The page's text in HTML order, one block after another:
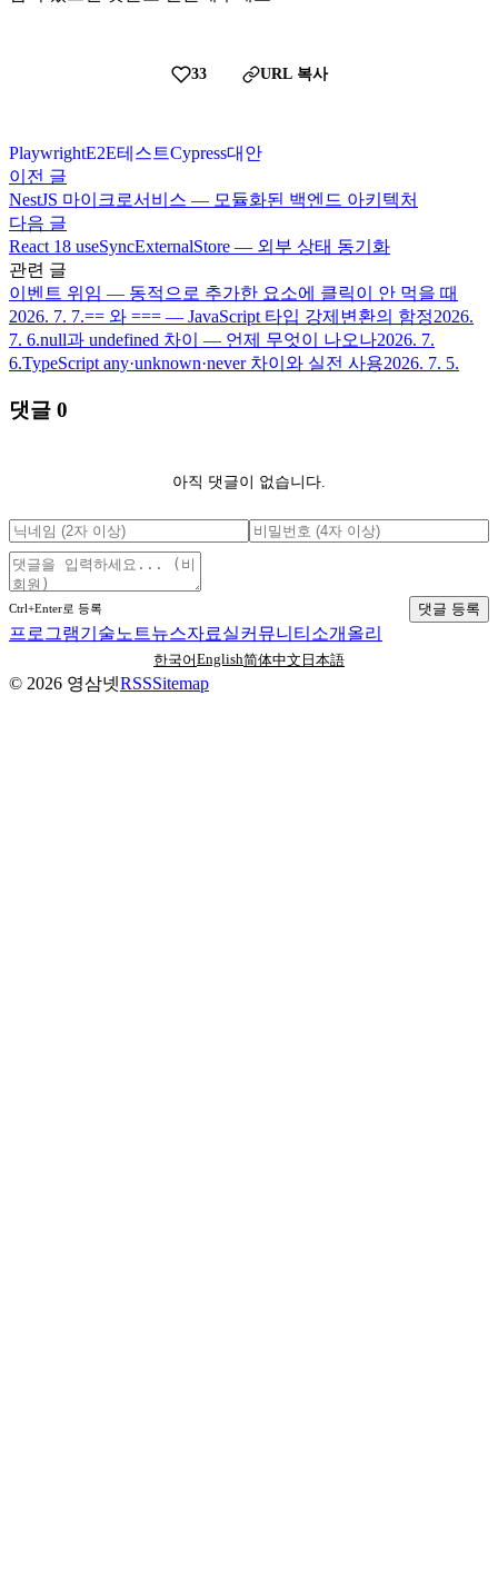
33 URL 복사
PlaywrightE2E테스트Cypress대안
이전 글
NestJS 마이크로서비스 — 모듈화된 백엔드 아키텍처
다음 글
React 18 useSyncExternalStore — 외부 상태 동기화
관련 글
이벤트 위임 — 동적으로 추가한 요소에 클릭이 안 먹을 때
2026. 7. 7.== 와 === — JavaScript 타입 강제변환의 함정2026.
7. 6.null과 undefined 차이 — 언제 무엇이 나오나2026. 7.
6.TypeScript any·unknown·never 차이와 실전 사용2026. 7. 5.
댓글 0
아직 댓글이 없습니다.
Ctrl+Enter로 등록 댓글 등록
프로그램기술노트뉴스자료실커뮤니티 소개 올리
한국어English简体中文 日本語
© 2026 영삼넷RSSSitemap